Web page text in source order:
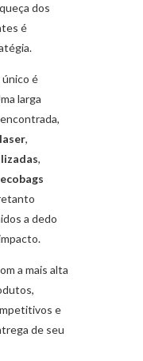
dos
é
único é
larga
,
,
ecobags
a dedo
a mais alta
e
de seu